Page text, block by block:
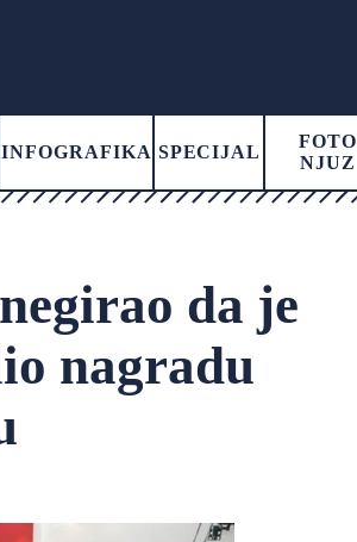
INFOGRAFIKA SPECIJAL
FOTO
NJUZ
da je
nagradu